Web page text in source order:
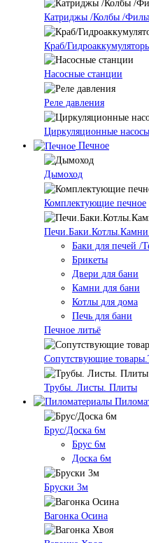
Катриджы /Колбы /
Краб/
Насосные станции
Реле давления
Циркуляционные
Печное
Дымоход
Комплектующие печное
Баки для печей /
Брикеты
Двери для бани
Камни для бани
Котлы для дома
Печь для бани
Печное литьё
Сопутствующие
Трубы. Листы. Плиты
Брус/Доска 6м
Брус 6м
Доска 6м
Бруски 3м
Вагонка Осина